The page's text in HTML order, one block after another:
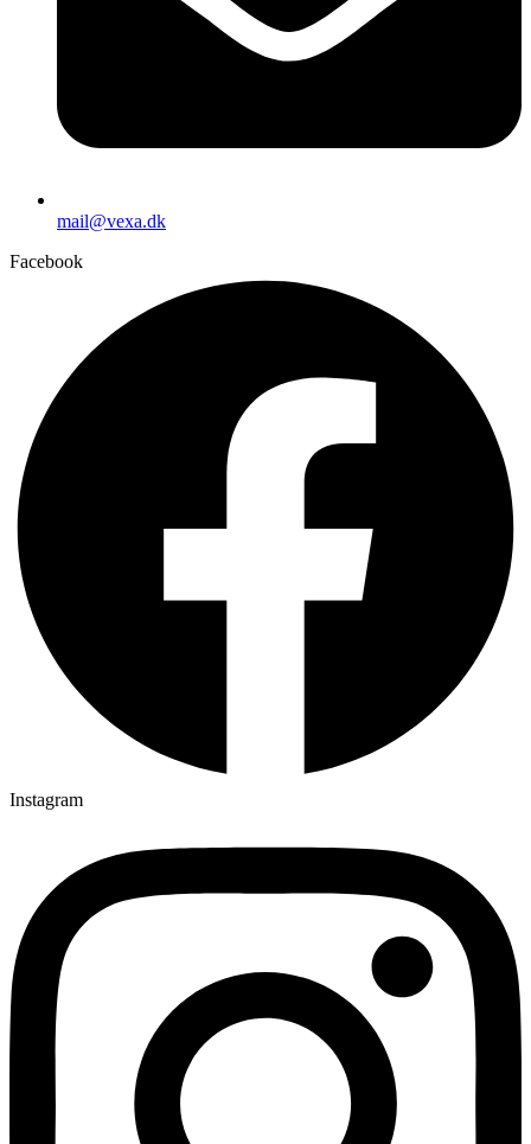
mail@vexa.dk
Facebook
Instagram